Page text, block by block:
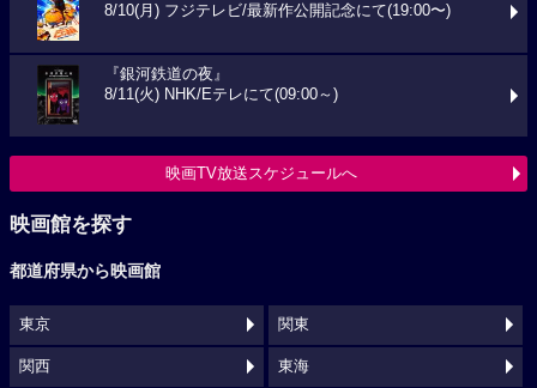
8/10(月) フジテレビ/最新作公開記念にて(19:00〜)
『銀河鉄道の夜』
8/11(火) NHK/Eテレにて(09:00～)
映画TV放送スケジュールへ
映画館を探す
都道府県から映画館
東京 関東
関西 東海